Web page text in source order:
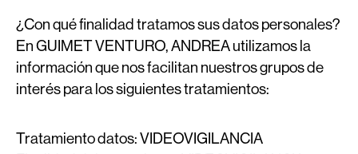
¿Con qué finalidad tratamos sus datos personales?
En GUIMET VENTURO, ANDREA utilizamos la
información que nos facilitan nuestros grupos de
interés para los siguientes tratamientos:
Tratamiento datos:VIDEOVIGILANCIA